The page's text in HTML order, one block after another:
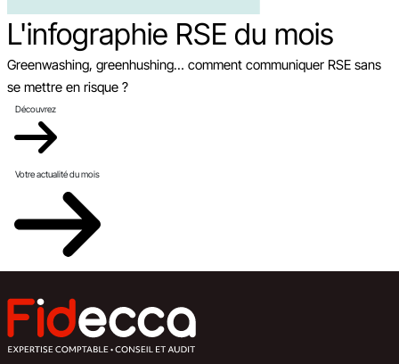
L'infographie RSE du mois
Greenwashing, greenhushing… comment communiquer RSE sans
se mettre en risque ?
Découvrez
Votre actualité du mois